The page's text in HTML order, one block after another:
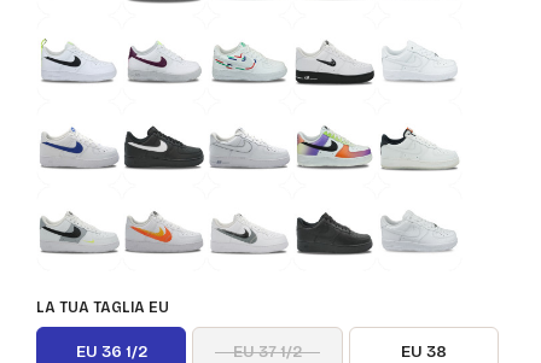
LA TUA TAGLIA EU
EU 36 1/2 EU 37 1/2 EU 38